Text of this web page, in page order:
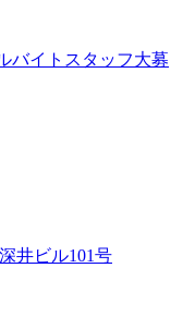
バイトスタッフ大募
井ビル101号